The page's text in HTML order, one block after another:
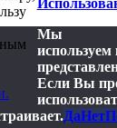
Мы
Если Вы
ДаНет